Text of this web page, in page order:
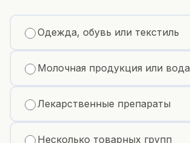
Одежда, обувь или текстиль
Молочная продукция или вода
Лекарственные препараты
Несколько товарных групп